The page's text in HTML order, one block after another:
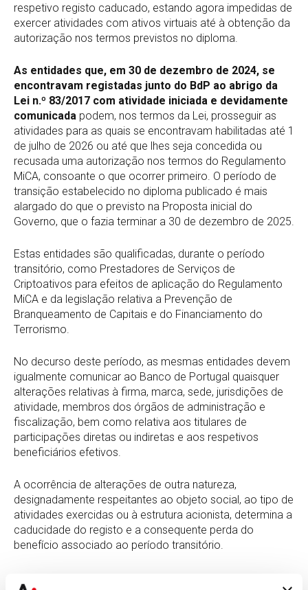
respetivo registo caducado, estando agora impedidas de
exercer atividades com ativos virtuais até à obtenção da
autorização nos termos previstos no diploma.
As entidades que, em 30 de dezembro de 2024, se
encontravam registadas junto do BdP ao abrigo da
Lei n.º 83/2017 com atividade iniciada e devidamente
comunicada podem, nos termos da Lei, prosseguir as
atividades para as quais se encontravam habilitadas até 1
de julho de 2026 ou até que lhes seja concedida ou
recusada uma autorização nos termos do Regulamento
MiCA, consoante o que ocorrer primeiro. O período de
transição estabelecido no diploma publicado é mais
alargado do que o previsto na Proposta inicial do
Governo, que o fazia terminar a 30 de dezembro de 2025.
Estas entidades são qualificadas, durante o período
transitório, como Prestadores de Serviços de
Criptoativos para efeitos de aplicação do Regulamento
MiCA e da legislação relativa a Prevenção de
Branqueamento de Capitais e do Financiamento do
Terrorismo.
No decurso deste período, as mesmas entidades devem
igualmente comunicar ao Banco de Portugal quaisquer
alterações relativas à firma, marca, sede, jurisdições de
atividade, membros dos órgãos de administração e
fiscalização, bem como relativa aos titulares de
participações diretas ou indiretas e aos respetivos
beneficiários efetivos.
A ocorrência de alterações de outra natureza,
designadamente respeitantes ao objeto social, ao tipo de
atividades exercidas ou à estrutura acionista, determina a
caducidade do registo e a consequente perda do
benefício associado ao período transitório.